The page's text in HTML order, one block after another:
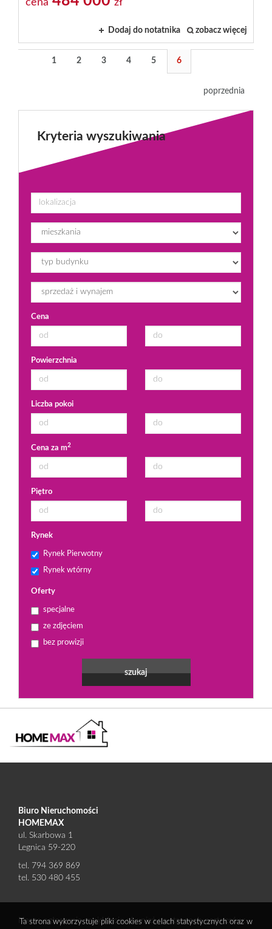
Dodaj do notatnika zobacz więcej
1 2 3 4 5 6
poprzednia
Kryteria wyszukiwania
Cena
Powierzchnia
Liczba pokoi
Cena za m2
Piętro
Rynek
Rynek Pierwotny
Rynek wtórny
Oferty
specjalne
ze zdjęciem
bez prowizji
Biuro Nieruchomości
HOMEMAX
ul. Skarbowa 1
Legnica 59-220
tel. 794 369 869
tel. 530 480 455
Nasze ogłoszenia znajdziecie również na stronach partnerów:
Ta strona wykorzystuje pliki cookies w celach statystycznych oraz w